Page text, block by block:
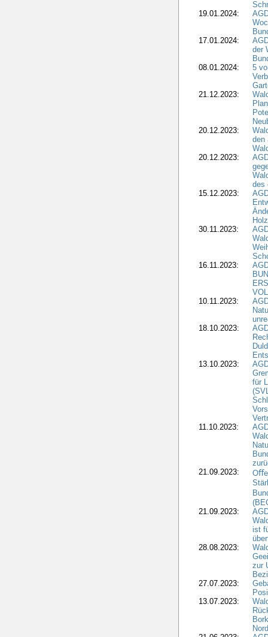
19.01.2024:
17.01.2024:
der
08.01.2024:
5
21.12.2023:
20.12.2023:
den
20.12.2023:
des
15.12.2023:
30.11.2023:
16.11.2023:
10.11.2023:
18.10.2023:
13.10.2023:
für
11.10.2023:
21.09.2023:
21.09.2023:
ist
28.08.2023:
zur
27.07.2023:
13.07.2023: